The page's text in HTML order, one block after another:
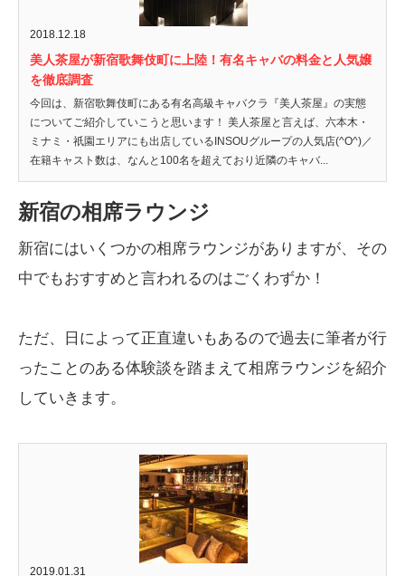
2018.12.18
美人茶屋が新宿歌舞伎町に上陸！有名キャバの料金と人気嬢
を徹底調査
今回は、新宿歌舞伎町にある有名高級キャバクラ『美人茶屋』の実態
についてご紹介していこうと思います！ 美人茶屋と言えば、六本木・
ミナミ・祇園エリアにも出店しているINSOUグループの人気店(^O^)／
在籍キャスト数は、なんと100名を超えており近隣のキャバ...
新宿の相席ラウンジ
新宿にはいくつかの相席ラウンジがありますが、その
中でもおすすめと言われるのはごくわずか！
ただ、日によって正直違いもあるので過去に筆者が行
ったことのある体験談を踏まえて相席ラウンジを紹介
していきます。
2019.01.31